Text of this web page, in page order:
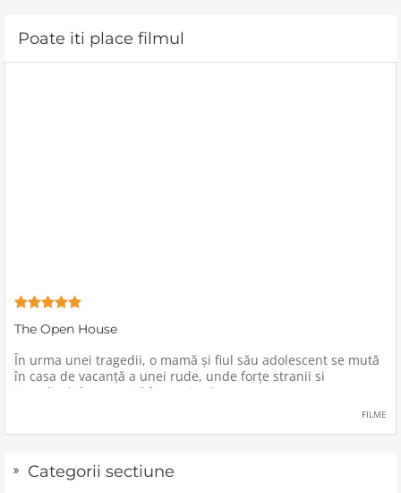
Poate iti place filmul
The Open House
În urma unei tragedii, o mamă şi fiul său adolescent se mută
în casa de vacanţă a unei rude, unde forţe stranii si
inexplicabile conspiră împotriva lor.
FILME
Categorii sectiune